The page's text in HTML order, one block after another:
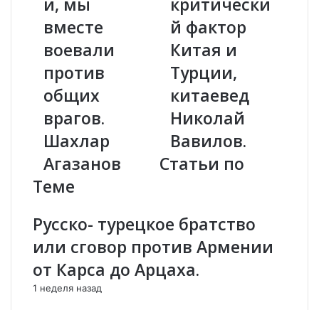
л
е
г
и
ы
в
и
с
т
р
и
н
е
в
вместе
воевали
против
общих
врагов.
Шахлар
Агазанов
о
п
о
л
и
к
а
Р
о
и
X
X
й фактор
Китая и
Турции,
китаевед
Николай
Вавилов.
Статьи по
Теме
Русско- турецкое братство
или сговор против Армении
от Карса до Арцаха.
1 неделя назад